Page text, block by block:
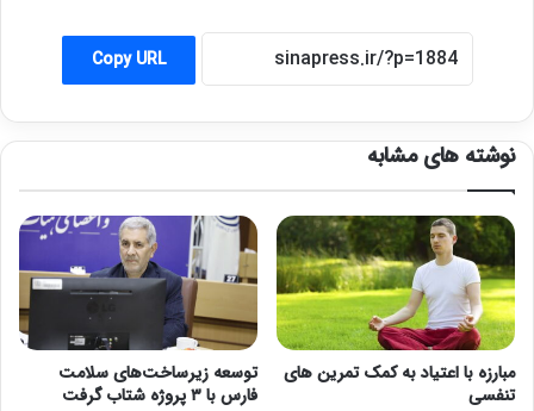
Copy URL
نوشته های مشابه
مبارزه با اعتیاد به کمک تمرین های
تنفسی
توسعه زیرساخت‌های سلامت
فارس با ۳ پروژه شتاب گرفت